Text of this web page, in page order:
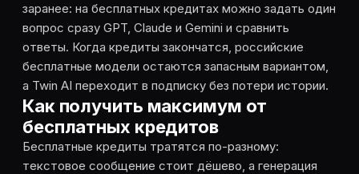
заранее: на бесплатных кредитах можно задать один
вопрос сразу GPT, Claude и Gemini и сравнить
ответы. Когда кредиты закончатся, российские
бесплатные модели остаются запасным вариантом,
а Twin AI переходит в подписку без потери истории.
Как получить максимум от
бесплатных кредитов
Бесплатные кредиты тратятся по-разному:
текстовое сообщение стоит дёшево, а генерация